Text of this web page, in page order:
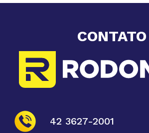
CONTATO
42 3627-2001